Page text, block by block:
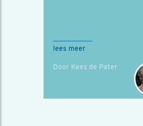
lees meer
Door Kees de Pater